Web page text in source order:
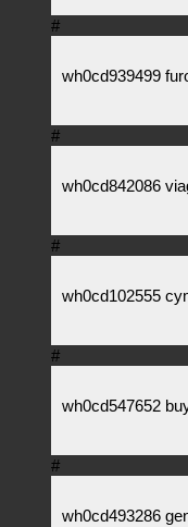
#
wh0cd939499
#
wh0cd842086
#
wh0cd102555
#
wh0cd547652
#
wh0cd493286